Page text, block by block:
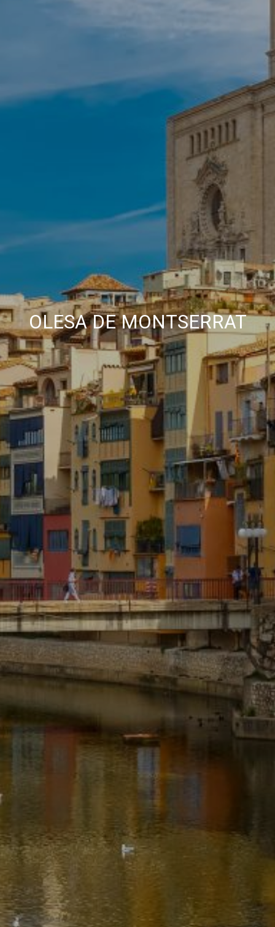
OLESA DE MONTSERRAT
información recogida mediante este tipo de cookies se
utiliza en la medición de la actividad de la web para la
elaboración de perfiles de navegación de los usuarios con
el fin de introducir mejoras en función del análisis de los
datos de uso que hacen los usuarios del servicio. Permiten
guardar la información de preferencia del usuario para
mejorar la calidad de nuestros servicios y para ofrecer una
mejor experiencia a través de productos recomendados.
Estas cookies son utilizadas para almacenar información
sobre las preferencias y elecciones personales del usuario
a través de la observación continuada de sus hábitos de
navegación. Gracias a ellas, podemos conocer los hábitos
de navegación en el sitio web y mostrar publicidad
relacionada con el perfil de navegación del usuario.